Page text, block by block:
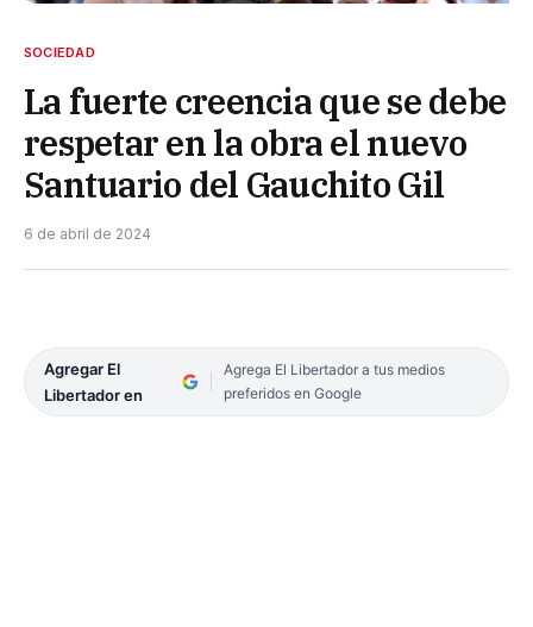
SOCIEDAD
La fuerte creencia que se debe
respetar en la obra el nuevo
Santuario del Gauchito Gil
6 de abril de 2024
Agregar El
Libertador en
Agrega El Libertador a tus medios
preferidos en Google